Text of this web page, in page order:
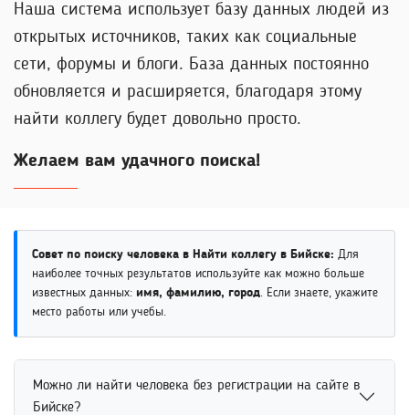
Наша система использует базу данных людей из
открытых источников, таких как социальные
сети, форумы и блоги. База данных постоянно
обновляется и расширяется, благодаря этому
найти коллегу будет довольно просто.
Желаем вам удачного поиска!
Совет по поиску человека в Найти коллегу в Бийске: Для
наиболее точных результатов используйте как можно больше
известных данных: имя, фамилию, город. Если знаете, укажите
место работы или учебы.
Можно ли найти человека без регистрации на сайте в
Бийске?